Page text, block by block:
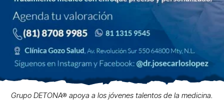
Grupo DETONA® apoya a los jóvenes talentos de la medicina.